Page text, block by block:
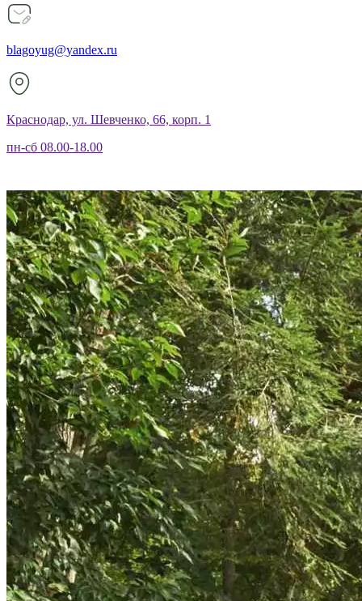
blagoyug@yandex.ru
Краснодар, ул. Шевченко, 66, корп. 1
пн-сб 08.00-18.00